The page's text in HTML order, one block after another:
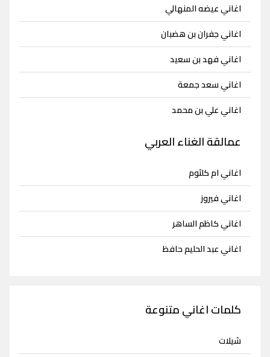
اغاني عيضه المنهالي
اغاني جفران بن هضبان
اغاني فهد بن سعيد
اغاني سعد جمعة
اغاني علي بن محمد
عمالقة الغناء العربي
اغاني ام كلثوم
اغاني فيروز
اغاني كاظم الساهر
اغاني عبد الحليم حافظ
كلمات اغاني متنوعة
شيلات